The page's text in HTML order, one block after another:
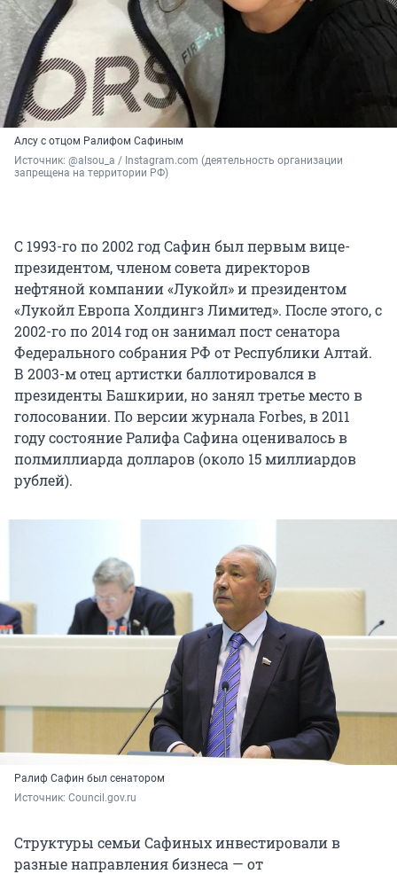
Алсу с отцом Ралифом Сафиным
Источник: @alsou_a / Instagram.com (деятельность организации
запрещена на территории РФ)
С 1993-го по 2002 год Сафин был первым вице-
президентом, членом совета директоров
нефтяной компании «Лукойл» и президентом
«Лукойл Европа Холдингз Лимитед». После этого, с
2002-го по 2014 год он занимал пост сенатора
Федерального собрания РФ от Республики Алтай.
В 2003-м отец артистки баллотировался в
президенты Башкирии, но занял третье место в
голосовании. По версии журнала Forbes, в 2011
году состояние Ралифа Сафина оценивалось в
полмиллиарда долларов (около 15 миллиардов
рублей).
Ралиф Сафин был сенатором
Источник: Council.gov.ru
Структуры семьи Сафиных инвестировали в
разные направления бизнеса — от